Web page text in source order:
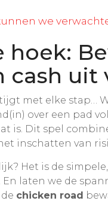
we
uit
met elke stap…
over een pad
is. Dit spel
inschatten van
Het is de
laten we de
chicken road